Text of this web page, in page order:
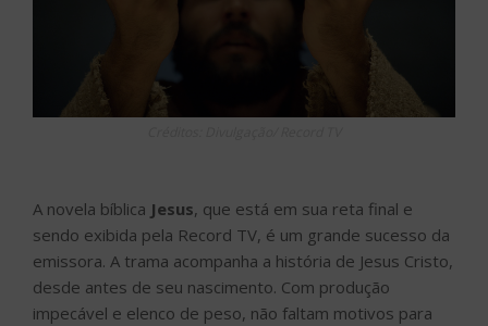
A novela bíblica Jesus, que está em sua reta final e
sendo exibida pela Record TV, é um grande sucesso da
emissora. A trama acompanha a história de Jesus Cristo,
desde antes de seu nascimento. Com produção
impecável e elenco de peso, não faltam motivos para